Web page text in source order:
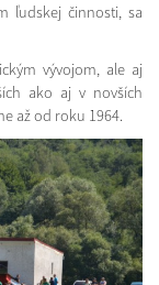
ľudskej činnosti, sa
vývojom, ale aj
ako aj v novších
až od roku 1964.